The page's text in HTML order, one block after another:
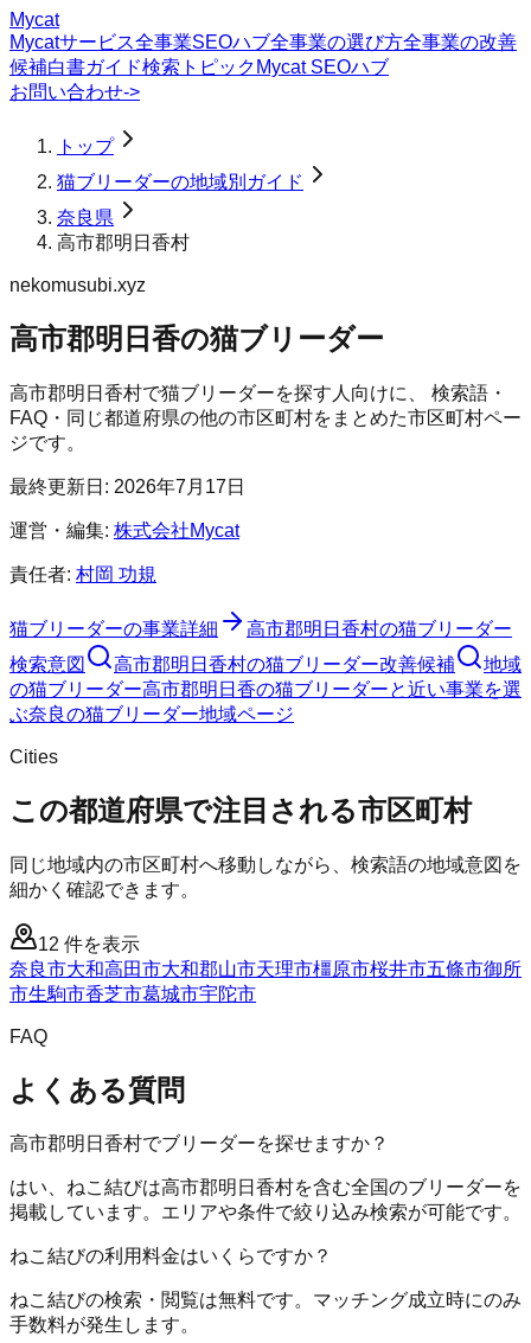
Mycat
Mycatサービス全事業SEOハブ全事業の選び方全事業の改善
候補白書ガイド検索トピック Mycat SEOハブ
お問い合わせ->
トップ
猫ブリーダーの地域別ガイド
奈良県
高市郡明日香村
nekomusubi.xyz
高市郡明日香の猫ブリーダー
高市郡明日香村で猫ブリーダーを探す人向けに、 検索語・
FAQ・同じ都道府県の他の市区町村をまとめた市区町村ペー
ジです。
最終更新日: 2026年7月17日
運営・編集: 株式会社Mycat
責任者: 村岡 功規
猫ブリーダーの事業詳細 高市郡明日香村の猫ブリーダー
検索意図
高市郡明日香村の猫ブリーダー改善候補
地域
の猫ブリーダー高市郡明日香の猫ブリーダーと近い事業を選
ぶ奈良の猫ブリーダー地域ページ
Cities
この都道府県で注目される市区町村
同じ地域内の市区町村へ移動しながら、検索語の地域意図を
細かく確認できます。
12 件を表示
奈良市大和高田市大和郡山市天理市橿原市桜井市五條市御所
市生駒市香芝市葛城市宇陀市
FAQ
よくある質問
高市郡明日香村でブリーダーを探せますか？
はい、ねこ結びは高市郡明日香村を含む全国のブリーダーを
掲載しています。エリアや条件で絞り込み検索が可能です。
ねこ結びの利用料金はいくらですか？
ねこ結びの検索・閲覧は無料です。マッチング成立時にのみ
手数料が発生します。